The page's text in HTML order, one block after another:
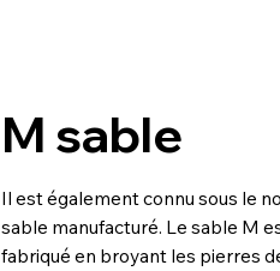
M sable
Il est également connu sous le
sable manufacturé. Le sable M
fabriqué en broyant les pierres